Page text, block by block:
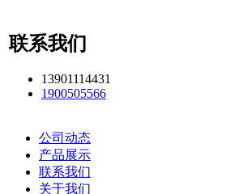
联系我们
13901114431
1900505566
公司动态
产品展示
联系我们
关于我们